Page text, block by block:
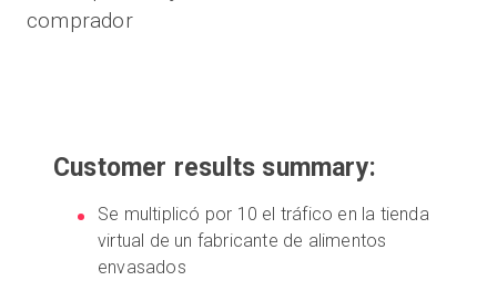
Contacto
Prueba gratuita
+34 910 482 834
comprador
Customer results summary:
Se multiplicó por 10 el tráfico en la tienda
virtual de un fabricante de alimentos
envasados